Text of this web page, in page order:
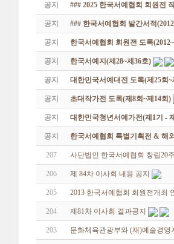
공지 ### 2025 한국서예협회 회원전
공지 ### 한국서예협회 발간서적
공지 한국서예협회 회원전 도록
공지 한국서예지(제28~제36호)
공지 대한민국서예대전 도록(제25회~
공지 초대작가전 도록(제8회~제14회)
공지 대한민국청년서예가전(제1기 -
공지 한국서예협회 특별기획전 & 해
207 사단법인 한국서예협회 창립20
206 제 84차 이사회 내용 공지
205 2013 한국서예협회 회원전개최
204 제81차 이사회 결과공지
203 문화체육관광부와 (재)예술경